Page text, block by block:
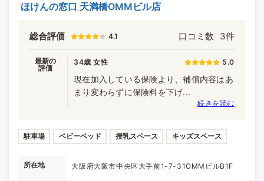
ほけんの窓口 天満橋OMMビル店
総合評価 4.1 口コミ数 3件
最新の
評価
34歳 女性 5.0
現在加入している保険より、補償内容はあ
まり変わらずに保険料を下げ...
続きを読む
駐車場 ベビーベッド 授乳スペース キッズスペース
所在地 大阪府大阪市中央区大手前1-7-31OMMビルB1F